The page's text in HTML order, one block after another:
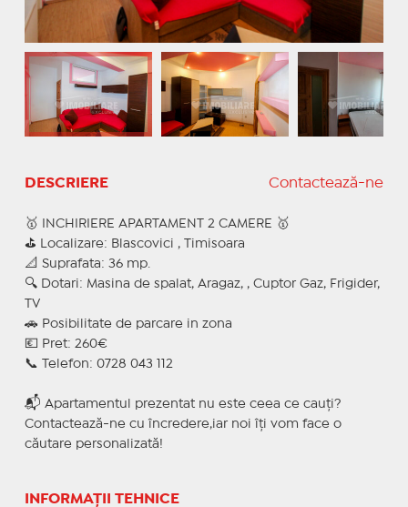
DESCRIERE Contactează-ne
🥇 INCHIRIERE APARTAMENT 2 CAMERE 🥇
⛳ Localizare: Blascovici , Timisoara
📐 Suprafata: 36 mp.
🔍 Dotari: Masina de spalat, Aragaz, , Cuptor Gaz, Frigider,
TV
🚗 Posibilitate de parcare in zona
💶 Pret: 260€
📞 Telefon: 0728 043 112
📬 Apartamentul prezentat nu este ceea ce cauți?
Contactează-ne cu încredere,iar noi îți vom face o
căutare personalizată!
INFORMAȚII TEHNICE